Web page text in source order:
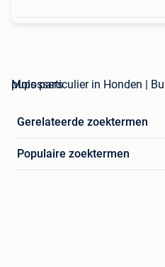
pups particulier in Honden | Bulldogs, Pinschers en Molossers
Gerelateerde zoektermen
Populaire zoektermen